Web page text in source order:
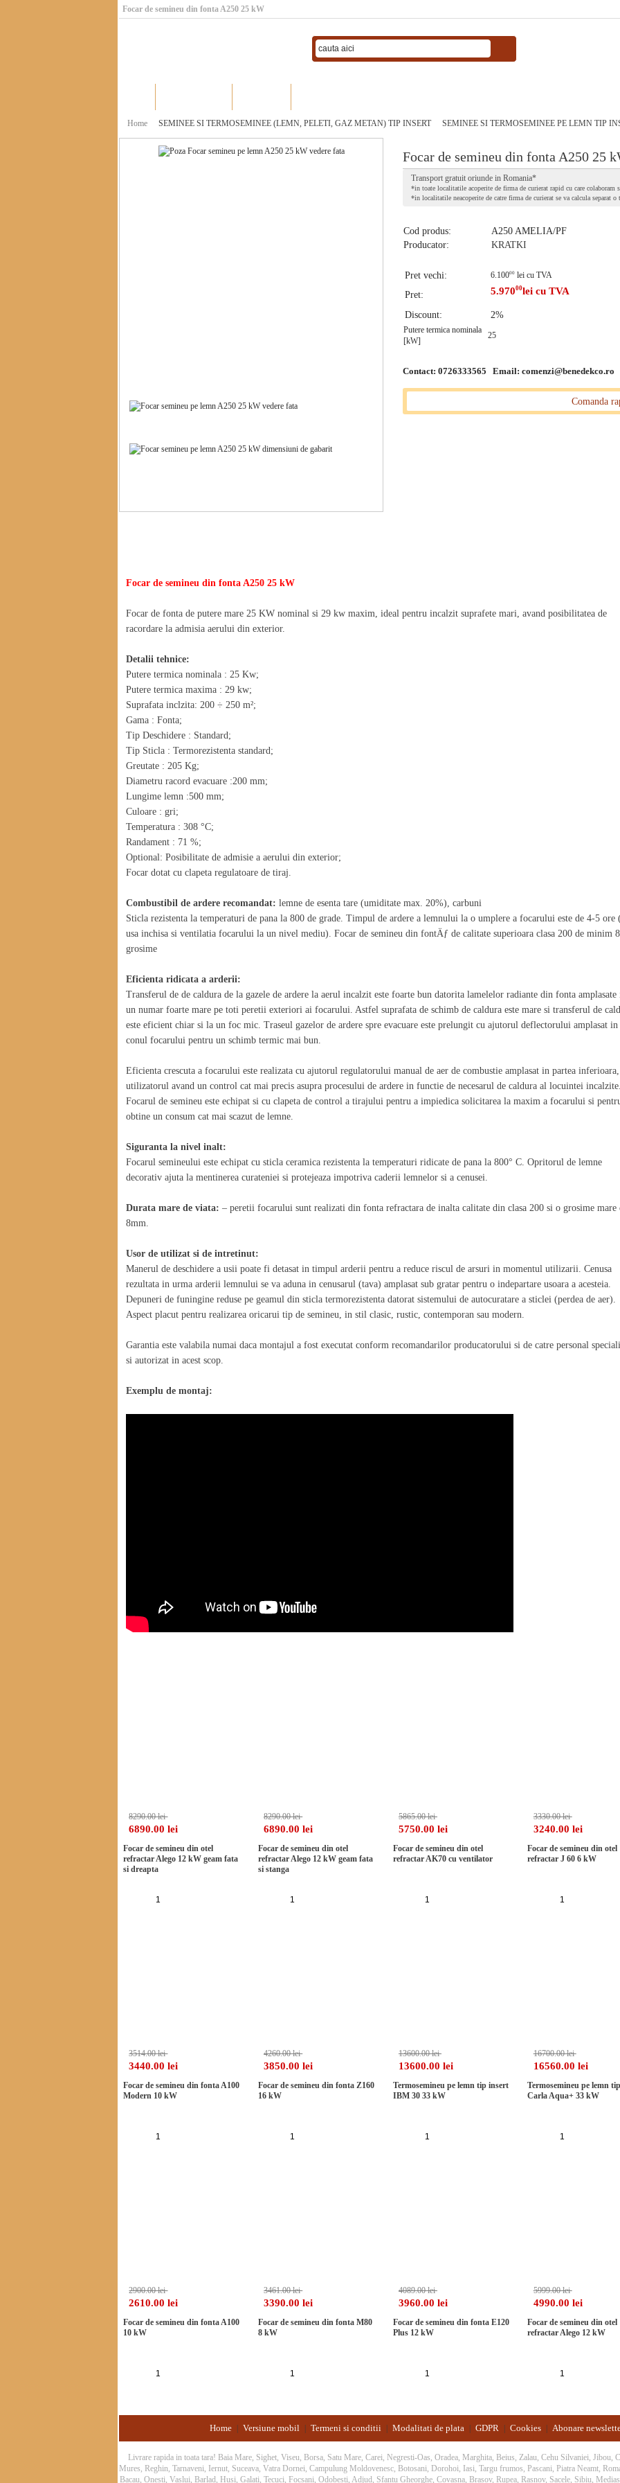
Focar de semineu din fonta A250 25 kW
Home SEMINEE SI TERMOSEMINEE (LEMN, PELETI, GAZ METAN) TIP INSERT SEMINEE SI TERMOSEMINEE PE LEMN TIP
Focar de semineu din fonta A250 25
Transport gratuit oriunde in Romania*
*in toate localitatile acoperite de firma de curierat rapid cu care colaboram
*in localitatile neacoperite de catre firma de curierat se va calcula separat o
Cod produs:
A250 AMELIA/PF
Producator:
KRATKI
Pret vechi: 6.10000 lei cu TVA
Pret: 5.97000lei cu TVA
Discount: 2%
Putere termica nominala
[kW]
25
Contact: 0726333565 Email: comenzi@benedekco.ro
Comanda
Focar de semineu din fonta A250 25 kW
Focar de fonta de putere mare 25 KW nominal si 29 kw maxim, ideal pentru incalzit suprafete mari, avand posibilitatea de
racordare la admisia aerului din exterior.
Detalii tehnice:
Putere termica nominala : 25 Kw;
Putere termica maxima : 29 kw;
Suprafata inclzita: 200 ÷ 250 m²;
Gama : Fonta;
Tip Deschidere : Standard;
Tip Sticla : Termorezistenta standard;
Greutate : 205 Kg;
Diametru racord evacuare :200 mm;
Lungime lemn :500 mm;
Culoare : gri;
Temperatura : 308 °C;
Randament : 71 %;
Optional: Posibilitate de admisie a aerului din exterior;
Focar dotat cu clapeta regulatoare de tiraj.
Combustibil de ardere recomandat: lemne de esenta tare (umiditate max. 20%), carbuni
Sticla rezistenta la temperaturi de pana la 800 de grade. Timpul de ardere a lemnului la o umplere a focarului este de 4-5 ore
usa inchisa si ventilatia focarului la un nivel mediu). Focar de semineu din fontÄƒ de calitate superioara clasa 200 de minim
grosime
Eficienta ridicata a arderii:
Transferul de de caldura de la gazele de ardere la aerul incalzit este foarte bun datorita lamelelor radiante din fonta
un numar foarte mare pe toti peretii exteriori ai focarului. Astfel suprafata de schimb de caldura este mare si transferul de
este eficient chiar si la un foc mic. Traseul gazelor de ardere spre evacuare este prelungit cu ajutorul deflectorului amplasat in
conul focarului pentru un schimb termic mai bun.
Eficienta crescuta a focarului este realizata cu ajutorul regulatorului manual de aer de combustie amplasat in partea inferioara,
utilizatorul avand un control cat mai precis asupra procesului de ardere in functie de necesarul de caldura al locuintei
Focarul de semineu este echipat si cu clapeta de control a tirajului pentru a impiedica solicitarea la maxim a focarului si
obtine un consum cat mai scazut de lemne.
Siguranta la nivel inalt:
Focarul semineului este echipat cu sticla ceramica rezistenta la temperaturi ridicate de pana la 800° C. Opritorul de lemne
decorativ ajuta la mentinerea curateniei si protejeaza impotriva caderii lemnelor si a cenusei.
Durata mare de viata: – peretii focarului sunt realizati din fonta refractara de inalta calitate din clasa 200 si o grosime mare
8mm.
Usor de utilizat si de intretinut:
Manerul de deschidere a usii poate fi detasat in timpul arderii pentru a reduce riscul de arsuri in momentul utilizarii. Cenusa
rezultata in urma arderii lemnului se va aduna in cenusarul (tava) amplasat sub gratar pentru o indepartare usoara a acesteia.
Depuneri de funingine reduse pe geamul din sticla termorezistenta datorat sistemului de autocuratare a sticlei (perdea de aer).
Aspect placut pentru realizarea oricarui tip de semineu, in stil clasic, rustic, contemporan sau modern.
Garantia este valabila numai daca montajul a fost executat conform recomandarilor producatorului si de catre personal
si autorizat in acest scop.
Exemplu de montaj:
8290.00 lei
6890.00 lei
Focar de semineu din otel
refractar Alego 12 kW geam fata
si dreapta
8290.00 lei
6890.00 lei
Focar de semineu din otel
refractar Alego 12 kW geam fata
si stanga
5865.00 lei
5750.00 lei
Focar de semineu din otel
refractar AK70 cu ventilator
3330.00 lei
3240.00 lei
Focar de semineu din otel
refractar J 60 6 kW
3514.00 lei
3440.00 lei
Focar de semineu din fonta A100
Modern 10 kW
4260.00 lei
3850.00 lei
Focar de semineu din fonta Z160
16 kW
13600.00 lei
13600.00 lei
Termosemineu pe lemn tip insert
IBM 30 33 kW
16700.00 lei
16560.00 lei
Termosemineu pe lemn
Carla Aqua+ 33 kW
2900.00 lei
2610.00 lei
Focar de semineu din fonta A100
10 kW
3461.00 lei
3390.00 lei
Focar de semineu din fonta M80
8 kW
4089.00 lei
3960.00 lei
Focar de semineu din fonta E120
Plus 12 kW
5999.00 lei
4990.00 lei
Focar de semineu din otel
refractar Alego 12 kW
Home Versiune mobil Termeni si conditii Modalitati de plata GDPR Cookies Abonare
Livrare rapida in toata tara! Baia Mare, Sighet, Viseu, Borsa, Satu Mare, Carei, Negresti-Oas, Oradea, Marghita, Beius, Zalau, Cehu Silvaniei,
Mures, Reghin, Tarnaveni, Iernut, Suceava, Vatra Dornei, Campulung Moldovenesc, Botosani, Dorohoi, Iasi, Targu frumos, Pascani, Piatra Neamt,
Bacau, Onesti, Vaslui, Barlad, Husi, Galati, Tecuci, Focsani, Odobesti, Adjud, Sfantu Gheorghe, Covasna, Brasov, Rupea, Rasnov, Sacele, Sibiu,